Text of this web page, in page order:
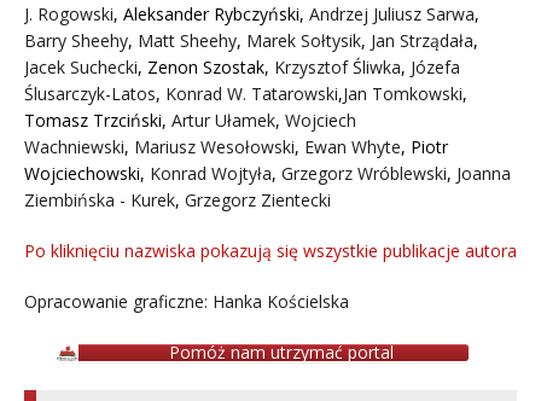
J. Rogowski, Aleksander Rybczyński, Andrzej Juliusz Sarwa,
Barry Sheehy, Matt Sheehy, Marek Sołtysik, Jan Strządała,
Jacek Suchecki, Zenon Szostak, Krzysztof Śliwka, Józefa
Ślusarczyk-Latos, Konrad W. Tatarowski,Jan Tomkowski,
Tomasz Trzciński, Artur Ułamek, Wojciech
Wachniewski, Mariusz Wesołowski, Ewan Whyte, Piotr
Wojciechowski, Konrad Wojtyła, Grzegorz Wróblewski, Joanna
Ziembińska - Kurek, Grzegorz Zientecki
Po kliknięciu nazwiska pokazują się wszystkie publikacje autora
Opracowanie graficzne: Hanka Kościelska
Pomóż nam utrzymać portal